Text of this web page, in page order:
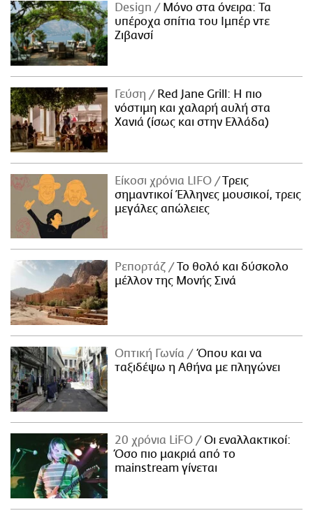
Design
Μόνο στα όνειρα: Τα
υπέροχα σπίτια του Ιμπέρ ντε
Ζιβανσί
Γεύση
Red Jane Grill: Η πιο
νόστιμη και χαλαρή αυλή στα
Χανιά (ίσως και στην Ελλάδα)
Είκοσι χρόνια LIFO
Tρεις
σημαντικοί Έλληνες μουσικοί, τρεις
μεγάλες απώλειες
Ρεπορτάζ
Το θολό και δύσκολο
μέλλον της Μονής Σινά
Οπτική Γωνία
Όπου και να
ταξιδέψω η Αθήνα με πληγώνει
20 χρόνια LiFO
Οι εναλλακτικοί:
Όσο πιο μακριά από το
mainstream γίνεται